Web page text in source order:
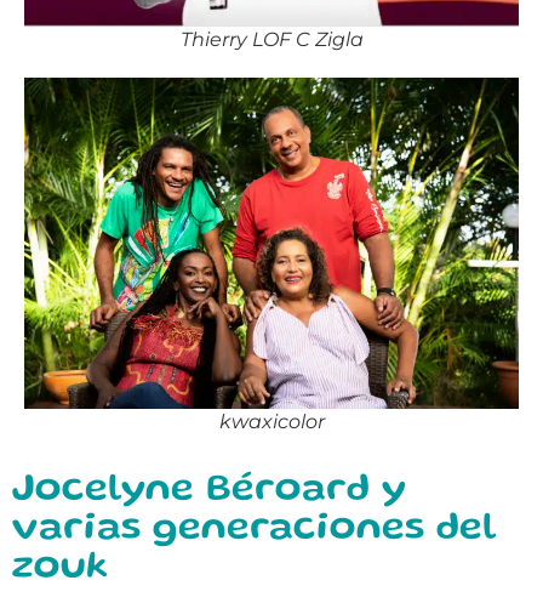
Thierry LOF C Zigla
kwaxicolor
Jocelyne Béroard y
varias generaciones del
zouk